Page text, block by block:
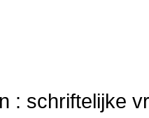
: schriftelijke